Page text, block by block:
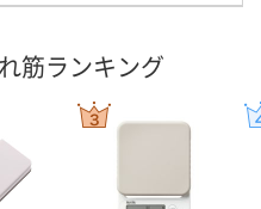
筋ランキング